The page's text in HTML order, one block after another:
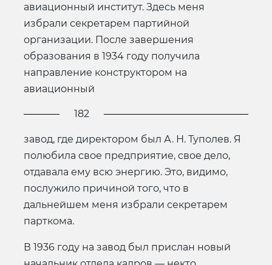
авиационный институт. Здесь меня
избрали секретарем партийной
организации. После завершения
образования в 1934 году получила
направление конструктором на
авиационный
182
завод, где директором был А. Н. Туполев. Я
полюбила свое предприятие, свое дело,
отдавала ему всю энергию. Это, видимо,
послужило причиной того, что в
дальнейшем меня избрали секретарем
парткома.
В 1936 году на завод был прислан новый